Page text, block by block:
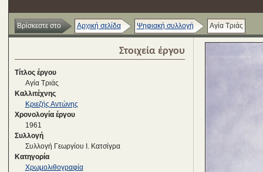
Βρίσκεστε στο Αρχική σελίδα Ψηφιακή συλλογή Αγία Τριάς
Στοιχεία έργου
Τίτλος έργου
Αγία Τριάς
Καλλιτέχνης
Κριεζής Αντώνης
Χρονολογία έργου
1961
Συλλογή
Συλλογή Γεωργίου Ι. Κατσίγρα
Κατηγορία
Χρωμολιθογραφία